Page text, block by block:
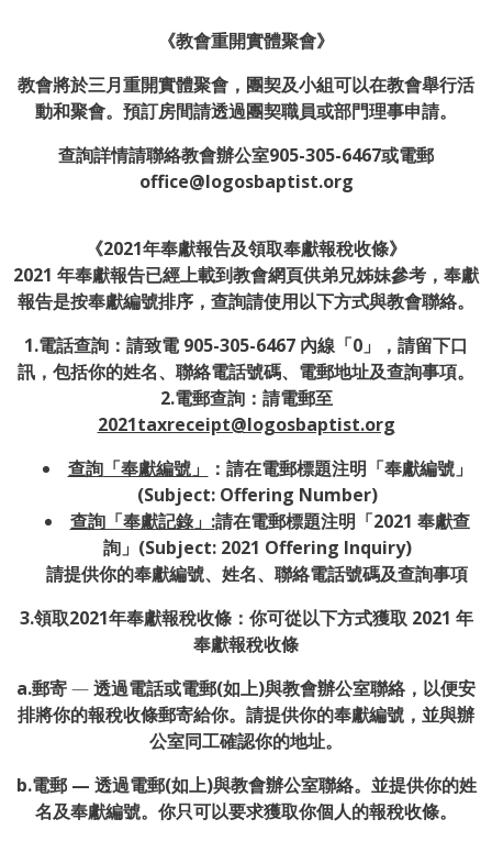
《教會重開實體聚會》
教會將於三月重開實體聚會，團契及小組可以在教會舉行活
動和聚會。預訂房間請透過團契職員或部門理事申請。
查詢詳情請聯絡教會辦公室905-305-6467或電郵
office@logosbaptist.org
《2021年奉獻報告及領取奉獻報稅收條》
2021 年奉獻報告已經上載到教會網頁供弟兄姊妹參考，奉獻
報告是按奉獻編號排序，查詢請使用以下方式與教會聯絡。
1.電話查詢：請致電 905-305-6467 內線「0」，請留下口
訊，包括你的姓名、聯絡電話號碼、電郵地址及查詢事項。
2.電郵查詢：請電郵至
2021taxreceipt@logosbaptist.org
查詢「奉獻編號」
：請在電郵標題注明「奉獻編號」
(Subject: Offering Number)
查詢「奉獻記錄」:請在電郵標題注明「2021 奉獻查
詢」(Subject: 2021 Offering Inquiry)
請提供你的奉獻編號、姓名、聯絡電話號碼及查詢事項
3.領取2021年奉獻報稅收條：你可從以下方式獲取 2021 年
奉獻報稅收條
a.郵寄—透過電話或電郵(如上)與教會辦公室聯絡，以便安
排將你的報稅收條郵寄給你。請提供你的奉獻編號，並與辦
公室同工確認你的地址。
b.電郵 — 透過電郵(如上)與教會辦公室聯絡。並提供你的姓
名及奉獻編號。你只可以要求獲取你個人的報稅收條。